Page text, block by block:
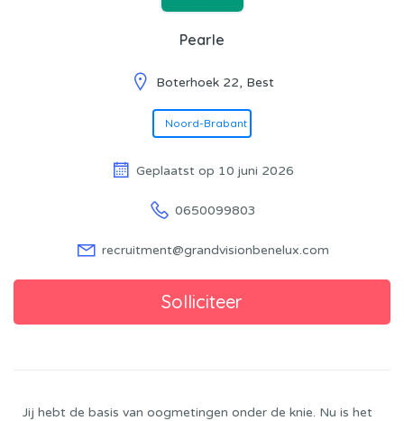
Pearle
Boterhoek 22, Best
Noord-Brabant
Geplaatst op 10 juni 2026
0650099803
recruitment@grandvisionbenelux.com
Jij hebt de basis van oogmetingen onder de knie. Nu is het